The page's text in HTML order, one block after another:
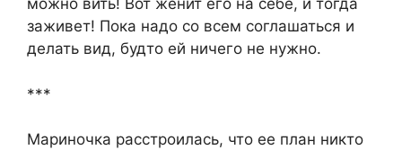
можно вить! Вот женит его на себе, и тогда
заживет! Пока надо со всем соглашаться и
делать вид, будто ей ничего не нужно.
***
Мариночка расстроилась, что ее план никто